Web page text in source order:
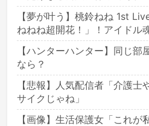
【夢が叶う】桃鈴ねね 1st
ねねね超開花！」！アイドル
【ハンターハンター】同じ部
なら？
【悲報】人気配信者「介護士
サイクじゃね」
【画像】生活保護女「これが